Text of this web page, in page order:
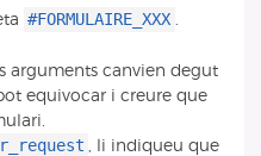
#FORMULAIRE_XXX .
arguments canvien degut
equivocar i creure que
, li indiqueu que